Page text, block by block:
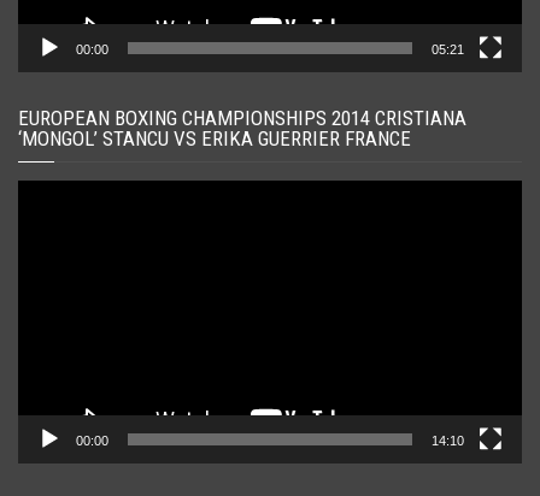
00:00 05:21
EUROPEAN BOXING CHAMPIONSHIPS 2014 CRISTIANA
‘MONGOL’ STANCU VS ERIKA GUERRIER FRANCE
00:00 14:10